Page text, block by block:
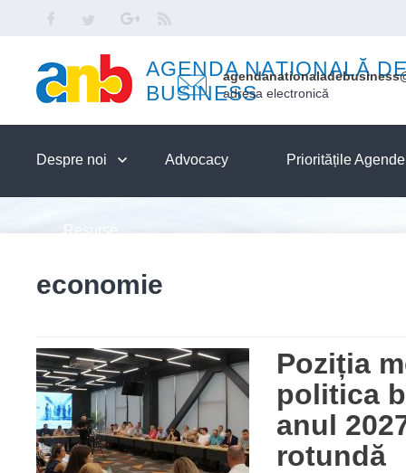
Facebook
Twitter Google
AGENDA NAȚIONALĂ
BUSINESSadresa electronică
Despre noi Advocacy Prioritățile
Resurse
economie
Poziția
politica
anul
rotundă